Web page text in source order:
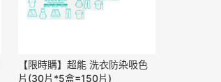
【限時購】超能 洗衣防染吸色
片(30片*5盒=150片)